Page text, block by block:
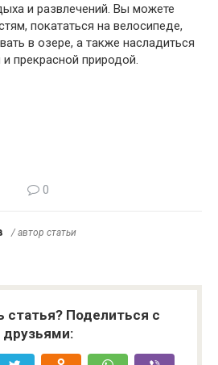
и развлечений. Вы можете
покататься на велосипеде,
в озере, а также насладиться
прекрасной природой.
0
/ автор статьи
статья? Поделиться с
друзьями: